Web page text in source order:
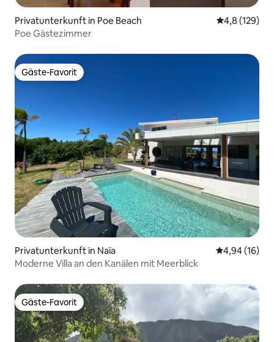
Privatunterkunft in Poe Beach
4,8 (129)
Poe Gästezimmer
Gäste-Favorit
Gäste-Favorit
Privatunterkunft in Naïa
4,94 (16)
Moderne Villa an den Kanälen mit Meerblick
Gäste-Favorit
Gäste-Favorit